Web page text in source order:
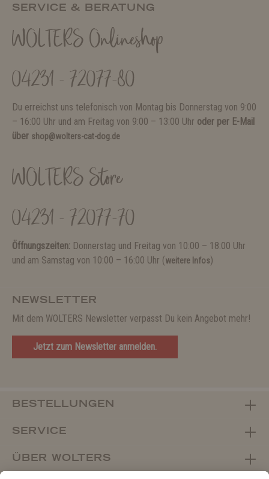
SERVICE & BERATUNG
WOLTERS Onlineshop
04231 - 72077-80
Du erreichst uns telefonisch von Montag bis Donnerstag von 9:00
– 16:00 Uhr und am Freitag von 9:00 – 13:00 Uhr oder per E-Mail
über shop@wolters-cat-dog.de
WOLTERS Store
04231 - 72077-70
Öffnungszeiten: Donnerstag und Freitag von 10:00 – 18:00 Uhr
und am Samstag von 10:00 – 16:00 Uhr (weitere Infos)
NEWSLETTER
Mit dem WOLTERS Newsletter verpasst Du kein Angebot mehr!
Jetzt zum Newsletter anmelden.
BESTELLUNGEN
SERVICE
ÜBER WOLTERS